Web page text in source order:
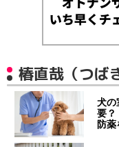
椿直哉（つば
犬の
要
防薬